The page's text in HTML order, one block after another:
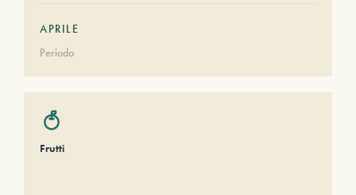
APRILE
Periodo
Frutti